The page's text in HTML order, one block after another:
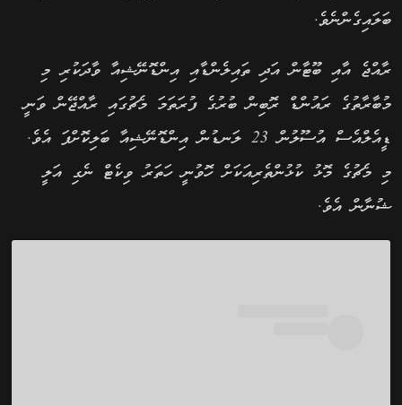
ބަލައިގެންނެވެ.
ރާއްޖެ އާއި ބޫޓާން އަދި ތައިލެންޑާއި އިންޑޮނޭޝިއާ ވާދަކުރި މި
މުބާރާތުގެ ރައުންޑް ރޮބިން ބުރުގެ ފުރަތަމަ މެޗުގައި ރާއްޖޭން ވަނީ
ޑީއެލްއެސް އުސޫލުން 23 ލަނޑުން އިންޑޮނޭޝިއާ ބަލިކޮށްފަ އެވެ.
މި މެޗުގެ މޮޅު ކުޅުންތެރިއަކަށް ހޮވުނީ ހަތަރު ވިކެޓް ނެގި އަލީ
ޝުނާން އެވެ.